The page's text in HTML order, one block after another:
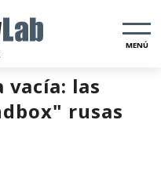
MENÚ
vacía: las
rusas